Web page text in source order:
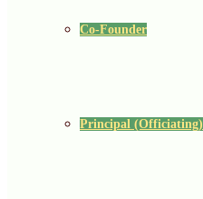
Co-Founder
Principal (Officiating)